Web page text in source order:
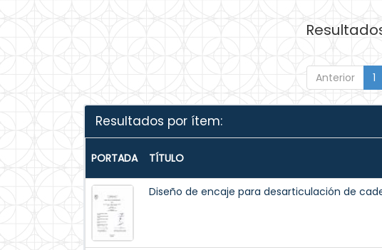
Anterior 1
Resultados por ítem:
PORTADA TÍTULO
Diseño de encaje para desarticulación de